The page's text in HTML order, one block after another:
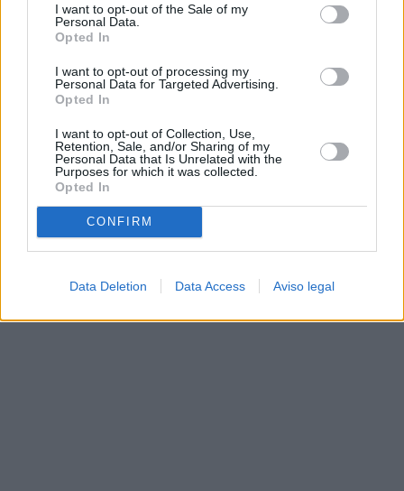
cualquier momento entrando de nuevo en este sitio web o
visitando nuestra política de privacidad.
I want to opt-out of the Sale of my
Personal Data.
Opted In
I want to opt-out of processing my
Personal Data for Targeted Advertising.
Opted In
I want to opt-out of Collection, Use,
Retention, Sale, and/or Sharing of my
Personal Data that Is Unrelated with the
Purposes for which it was collected.
Opted In
CONFIRM
Data Deletion Data Access Aviso legal